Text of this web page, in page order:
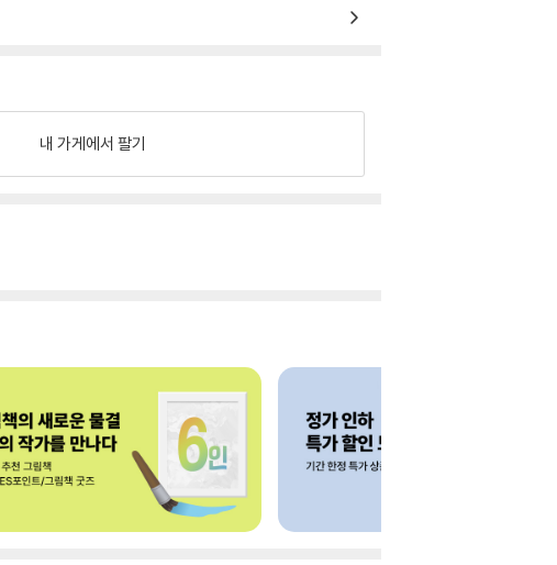
내 가게에서 팔기